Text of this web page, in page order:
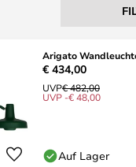
Arigato
€ 434,00
UVP€ 482,00
UVP -€ 48,00
Auf Lager